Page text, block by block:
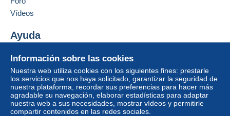
Zona 3
Esta zona incluyeun país.
Modo de envío
Pago por:
Para acceder a la información
sobre las entregas, debe ser
miembro y conectarse.
Información sobre las cookies
Nuestra web utiliza cookies con los siguientes fines: prestarle
los servicios que nos haya solicitado, garantizar la seguridad de
nuestra plataforma, recordar sus preferencias para hacer más
agradable su navegación, elaborar estadísticas para adaptar
nuestra web a sus necesidades, mostrar vídeos y permitirle
compartir contenidos en las redes sociales.
Vídeos
Ayuda
Comprar en Delcampe
Vender en Delcampe
Una página securizada